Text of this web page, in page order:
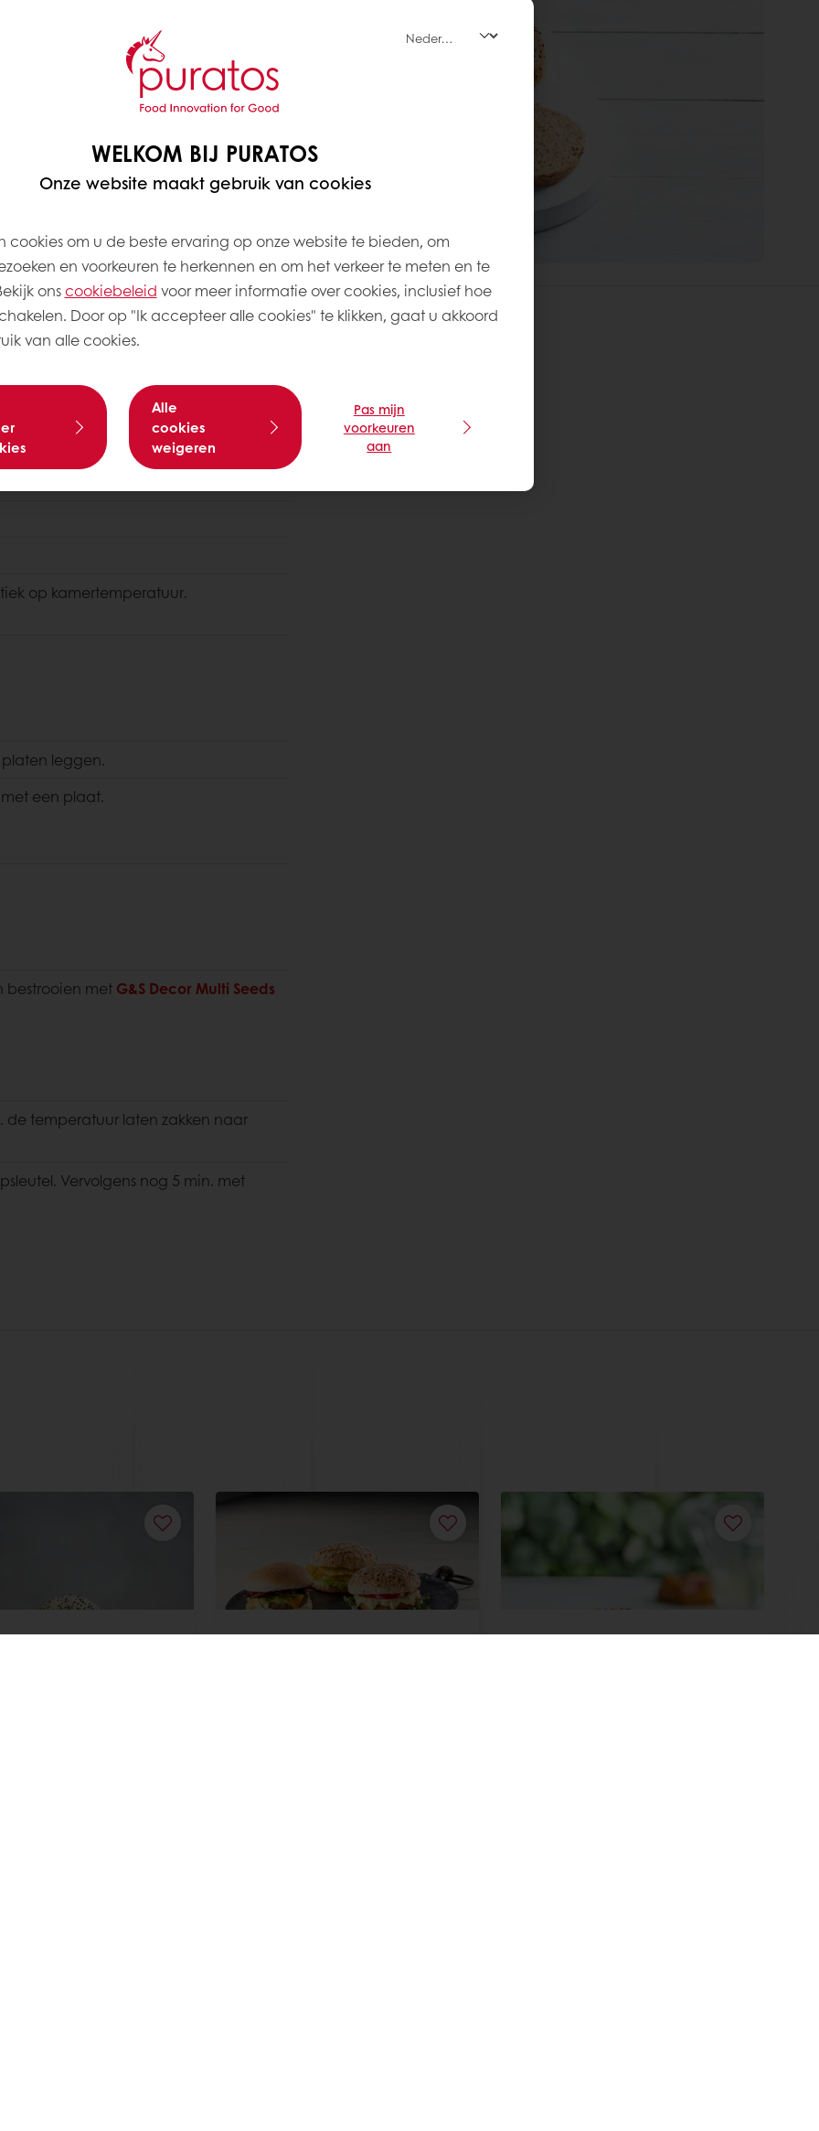
in 2de versnelling.
op kamertemperatuur.
platen leggen.
een plaat.
bestrooien met G&S Decor Multi Seeds
de temperatuur laten zakken naar
Vervolgens nog 5 min. met
WELKOM BIJ PURATOS
Onze website maakt gebruik van cookies
cookies om u de beste ervaring op onze website te bieden, om
en voorkeuren te herkennen en om het verkeer te meten en te
ons cookiebeleid voor meer informatie over cookies, inclusief hoe
Door op "Ik accepteer alle cookies" te klikken, gaat u akkoord
van alle cookies.
Alle
cookies
weigeren
Pas mijn
voorkeuren
aan